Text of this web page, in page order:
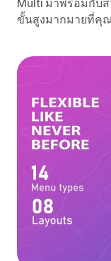
ขั้นสูงมากมายที่คุณ